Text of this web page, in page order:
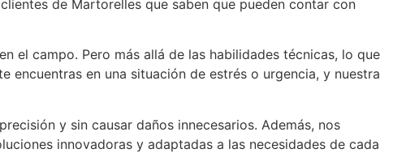
de Martorelles que saben que pueden contar con
el campo. Pero más allá de las habilidades técnicas, lo que
encuentras en una situación de estrés o urgencia, y nuestra
y sin causar daños innecesarios. Además, nos
innovadoras y adaptadas a las necesidades de cada